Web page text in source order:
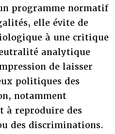
programme normatif
elle évite de
à une critique
analytique
de laisser
politiques des
notamment
à reproduire des
des discriminations.